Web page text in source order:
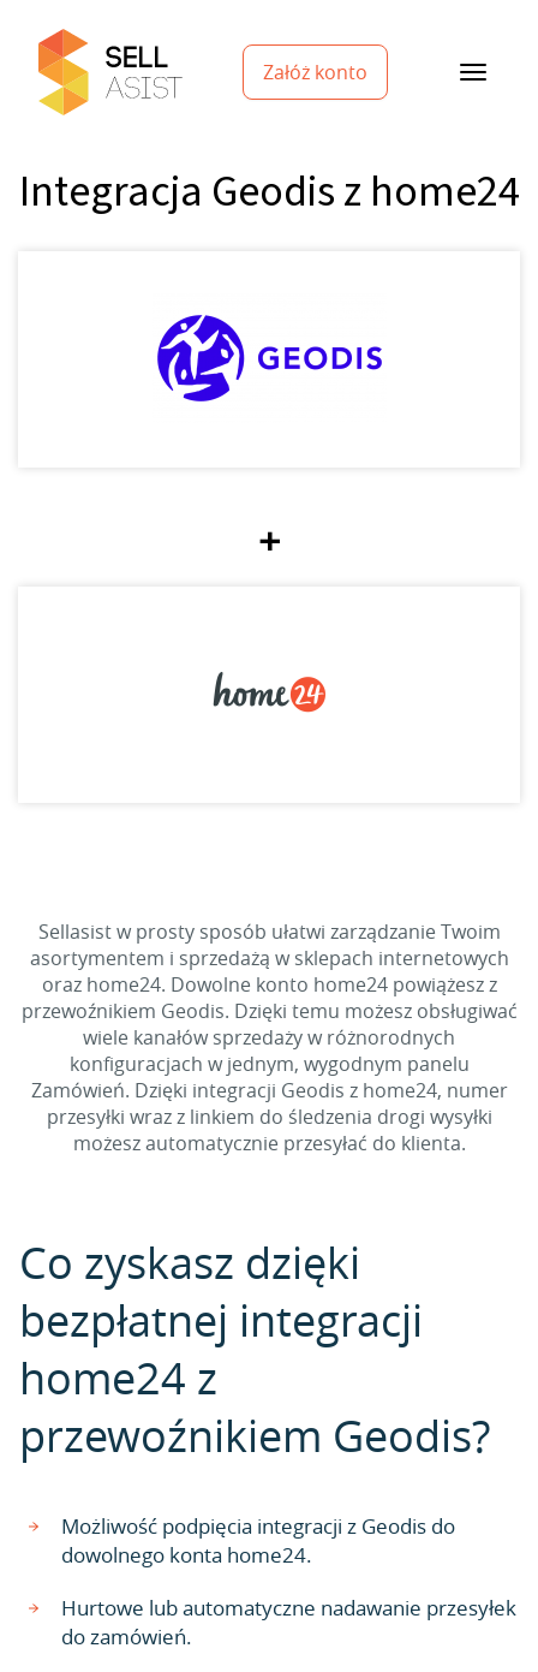
Załóż konto
Integracja Geodis z home24
+
Sellasist w prosty sposób ułatwi zarządzanie Twoim
asortymentem i sprzedażą w sklepach internetowych
oraz home24. Dowolne konto home24 powiążesz z
przewoźnikiem Geodis. Dzięki temu możesz obsługiwać
wiele kanałów sprzedaży w różnorodnych
konfiguracjach w jednym, wygodnym panelu
Zamówień. Dzięki integracji Geodis z home24, numer
przesyłki wraz z linkiem do śledzenia drogi wysyłki
możesz automatycznie przesyłać do klienta.
Co zyskasz dzięki
bezpłatnej integracji
home24 z
przewoźnikiem Geodis?
Możliwość podpięcia integracji z Geodis do
dowolnego konta home24.
Hurtowe lub automatyczne nadawanie przesyłek
do zamówień.